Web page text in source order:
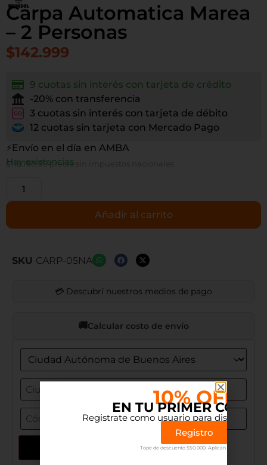
Carpa Automatica Marea
– 2 Personas
$142.999
9 cuotas sin interés con tarjeta de crédito
-20% con transferencia
3 cuotas sin interés con tarjeta de débito
12 cuotas sin tarjeta con Mercado Pago
⚡Envío en el día en AMBA
$118.180,99precio sin impuestos nacionales
Hay existencias
Añadir al carrito
SKU CARP-05NA
💳 Descubrí nuestros medios de pago
Calcular costo de envío
10% OFF
EN TU PRIMER
Registrate como usuario para disfrutar el
Registro
Tope de descuento $50.000. Aplican terminos.